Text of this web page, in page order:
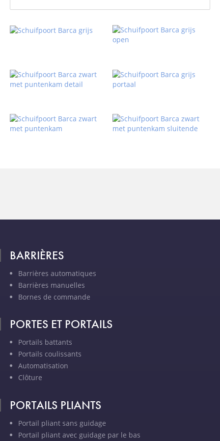
BARRIÈRES
Barrières automatiques
Barrières manuelles
Bornes de commande
PORTES ET PORTAILS
Portails battants
Portails coulissants
Automatisation
Clôture
PORTAILS PLIANTS
Portail pliant sans guidage
Portail pliant avec guidage par le bas